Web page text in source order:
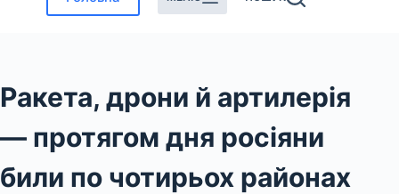
Ракета, дрони й артилерія
— протягом дня росіяни
били по чотирьох районах